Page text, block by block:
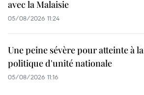
avec la Malaisie
05/08/2026 11:24
Une peine sévère pour atteinte à la
politique d'unité nationale
05/08/2026 11:16